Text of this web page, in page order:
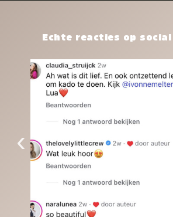
het waard.Echte reacties op social
‹